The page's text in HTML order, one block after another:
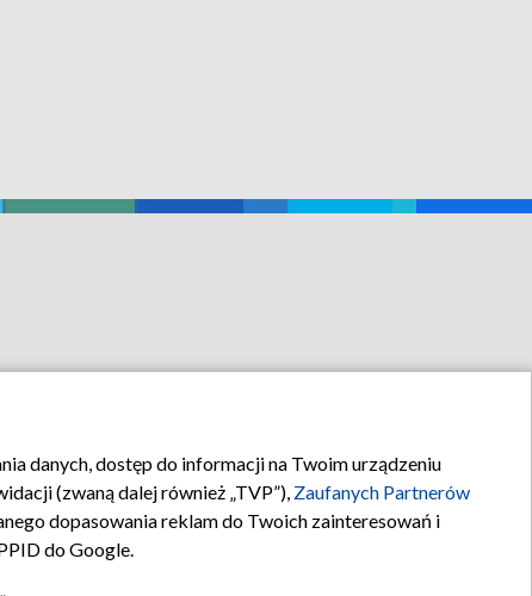
danych, dostęp do informacji na Twoim urządzeniu
(zwaną dalej również „TVP”), Zaufanych Partnerów
dopasowania reklam do Twoich zainteresowań i
do Google.